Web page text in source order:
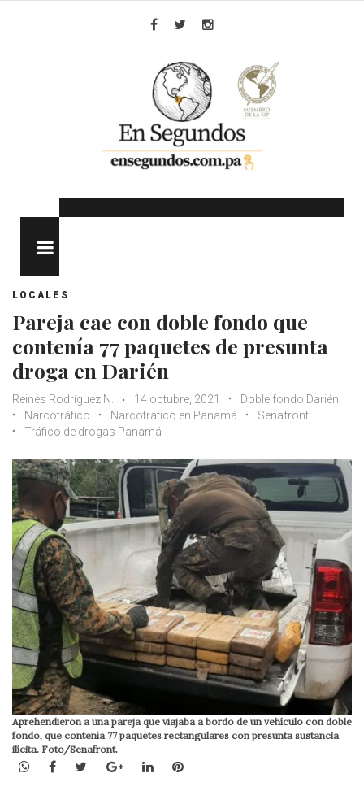
LOCALES
Pareja cae con doble fondo que
contenía 77 paquetes de presunta
droga en Darién
Reines Rodríguez N. 14 octubre, 2021
Doble fondo Darién
Narcotráfico
Narcotráfico en Panamá
Senafront
Tráfico de drogas Panamá
Aprehendieron a una pareja que viajaba a bordo de un vehículo con doble
fondo, que contenía 77 paquetes rectangulares con presunta sustancia
ilícita. Foto/Senafront.
WhatsApp
Facebook
TwitterGoogle+LinkedInPinterest